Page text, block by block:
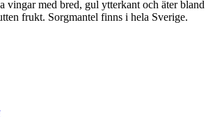
vingar med bred, gul ytterkant och äter bland
frukt. Sorgmantel finns i hela Sverige.